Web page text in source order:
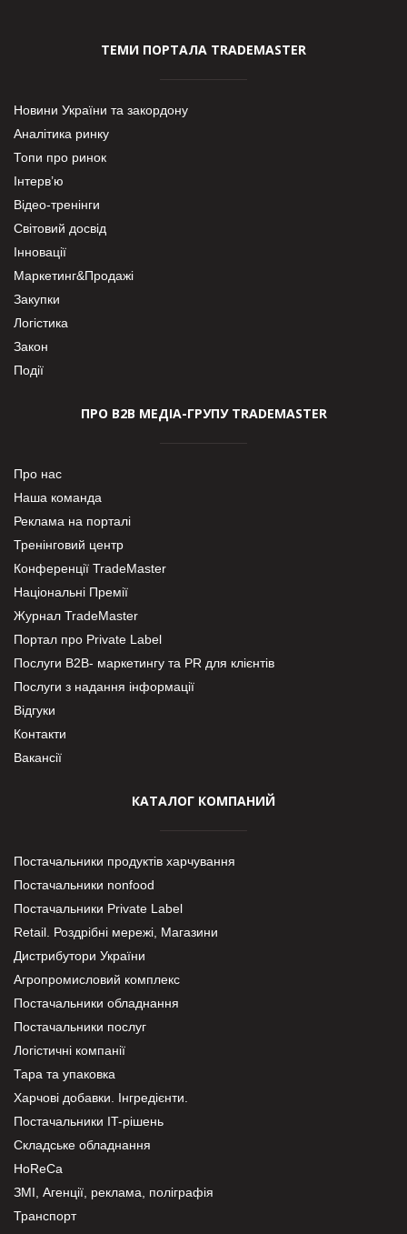
ТЕМИ ПОРТАЛА TRADEMASTER
Новини України та закордону
Аналітика ринку
Топи про ринок
Інтерв’ю
Відео-тренінги
Світовий досвід
Інновації
Маркетинг&Продажі
Закупки
Логістика
Закон
Події
ПРО В2В МЕДІА-ГРУПУ TRADEMASTER
Про нас
Наша команда
Реклама на порталі
Тренінговий центр
Конференції TradeMaster
Національні Премії
Журнал TradeMaster
Портал про Private Label
Послуги В2В- маркетингу та PR для клієнтів
Послуги з надання інформації
Відгуки
Контакти
Вакансії
КАТАЛОГ КОМПАНИЙ
Постачальники продуктів харчування
Постачальники nonfood
Постачальники Private Label
Retail. Роздрібні мережі, Магазини
Дистрибутори України
Агропромисловий комплекс
Постачальники обладнання
Постачальники послуг
Логістичні компанії
Тара та упаковка
Харчові добавки. Інгредієнти.
Постачальники IT-рішень
Складське обладнання
HoReCa
ЗМІ, Агенції, реклама, поліграфія
Транспорт